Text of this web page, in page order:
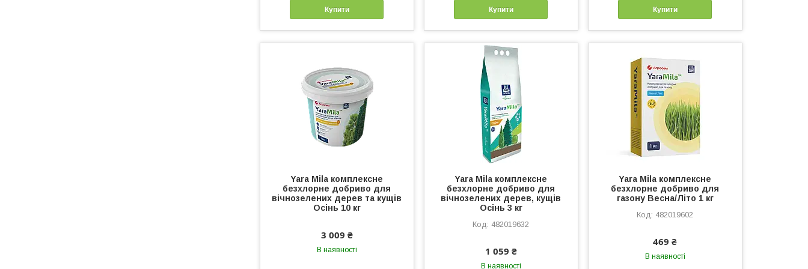
Купити Купити Купити
Yara Mila комплексне
безхлорне добриво для
вічнозелених дерев та кущів
Осінь 10 кг
3 009 ₴
В наявності
Yara Mila комплексне
безхлорне добриво для
вічнозелених дерев, кущів
Осінь 3 кг
482019632
1 059 ₴
В наявності
Yara Mila комплексне
безхлорне добриво для
газону Весна/Літо 1 кг
482019602
469 ₴
В наявності